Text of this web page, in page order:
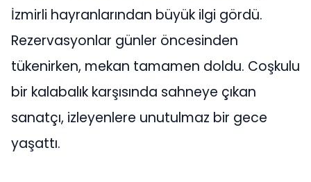
İzmirli hayranlarından büyük ilgi gördü.
Rezervasyonlar günler öncesinden
tükenirken, mekan tamamen doldu. Coşkulu
bir kalabalık karşısında sahneye çıkan
sanatçı, izleyenlere unutulmaz bir gece
yaşattı.